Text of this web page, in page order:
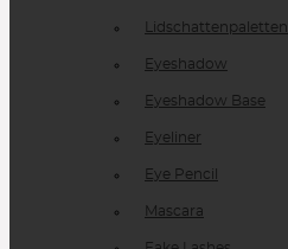
Lidschattenpaletten
Eyeshadow
Eyeshadow Base
Eyeliner
Eye Pencil
Mascara